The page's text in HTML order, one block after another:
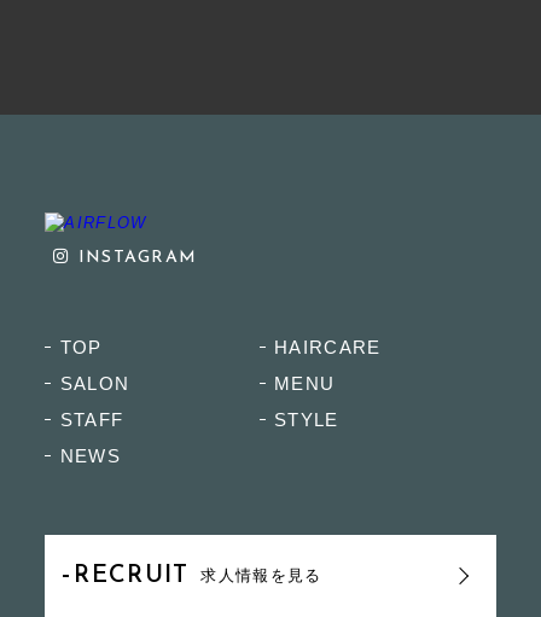
INSTAGRAM
TOP
HAIRCARE
SALON
MENU
STAFF
STYLE
NEWS
RECRUIT 求人情報を見る